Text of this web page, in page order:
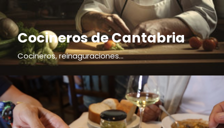
Cocineros de Cantabria
Cocineros, reinaguraciones...